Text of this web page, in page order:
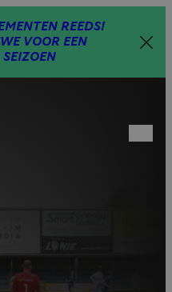
REEDS!
VOOR EEN
SEIZOEN
menu